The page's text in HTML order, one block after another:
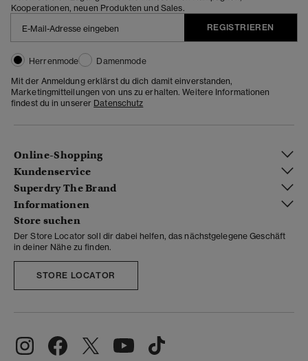
Kooperationen, neuen Produkten und Sales.
REGISTRIEREN
Herrenmode
Damenmode
Mit der Anmeldung erklärst du dich damit einverstanden,
Marketingmitteilungen von uns zu erhalten. Weitere Informationen
findest du in unserer Datenschutz
Online-Shopping
Kundenservice
Superdry The Brand
Informationen
Store suchen
Der Store Locator soll dir dabei helfen, das nächstgelegene Geschäft
in deiner Nähe zu finden.
STORE LOCATOR